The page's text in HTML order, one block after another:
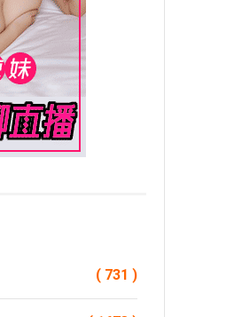
( 731 )